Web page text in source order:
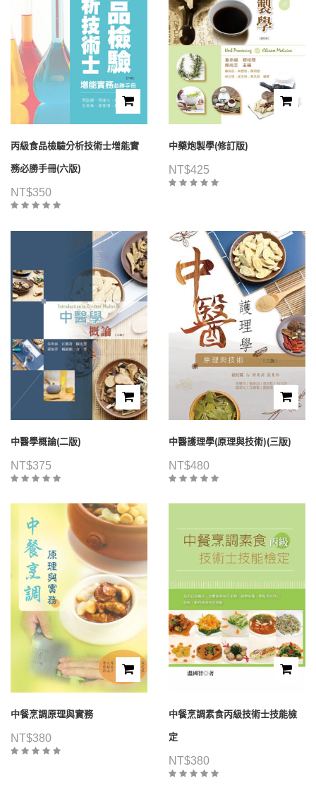
丙級食品檢驗分析技術士增能實
務必勝手冊(六版)
NT$350
中藥炮製學(修訂版)
NT$425
中醫學概論(二版)
NT$375
中醫護理學(原理與技術)(三版)
NT$480
中餐烹調原理與實務
NT$380
中餐烹調素食丙級技術士技能檢
定
NT$380